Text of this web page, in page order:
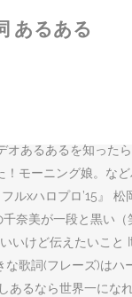
あるある
くるし、 それに
あるあるを知っ
モーニング娘。
xハロプロ’15』
千奈美が一段と黒
けど伝えたいこ
歌詞(フレーズ)は
るなら世界一に